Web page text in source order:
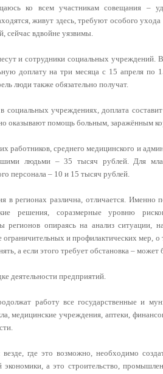
ко всем участникам совещания –
живут здесь, требуют особого
сейчас вдвойне уязвимы.
и сотрудники социальных учреждений.
доплату на три месяца с 15 апреля по
люди также обязательно получат.
социальных учреждениях, доплата
оказывают помощь больным, заражённым
работников, среднего медицинского и
людьми – 35 тысяч рублей. Для
персонала – 10 и 15 тысяч рублей.
в регионах различна, отличается. Именно
решения, соразмерные уровню
регионов опираясь на анализ ситуации,
и профилактических мер, о
а если этого требует обстановка –
деятельности предприятий.
работу все государственные и
медицинские учреждения, аптеки,
где это возможно, необходимо
а это строительство,